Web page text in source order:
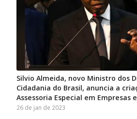
Silvio Almeida, novo Ministro dos
Cidadania do Brasil, anuncia a
Assessoria Especial em Empresas
26 de jan de 2023